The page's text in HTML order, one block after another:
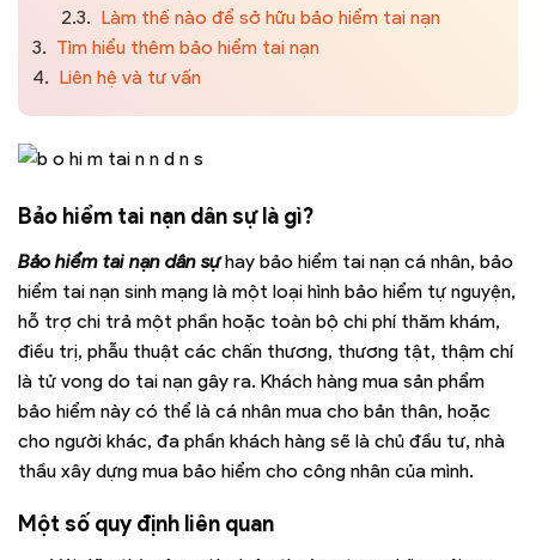
2.3. Làm thế nào để sở hữu bảo hiểm tai nạn
3. Tìm hiểu thêm bảo hiểm tai nạn
4. Liên hệ và tư vấn
Bảo hiểm tai nạn dân sự là gì?
Bảo hiểm tai nạn dân sựhay bảo hiểm tai nạn cá nhân, bảo
hiểm tai nạn sinh mạng là một loại hình bảo hiểm tự nguyện,
hỗ trợ chi trả một phần hoặc toàn bộ chi phí thăm khám,
điều trị, phẫu thuật các chấn thương, thương tật, thậm chí
là tử vong do tai nạn gây ra. Khách hàng mua sản phẩm
bảo hiểm này có thể là cá nhân mua cho bản thân, hoặc
cho người khác, đa phần khách hàng sẽ là chủ đầu tư, nhà
thầu xây dựng mua bảo hiểm cho công nhân của mình.
Một số quy định liên quan